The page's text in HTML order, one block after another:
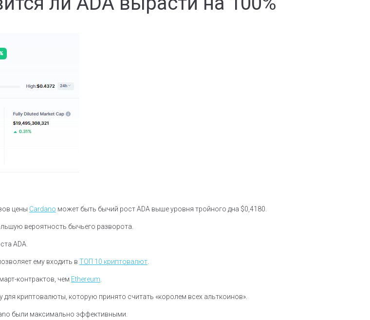
цены Cardano может быть бычий рост ADA выше уровня тройного дна $0,4180.
вероятность бычьего разворота.
ADA.
ему входить в ТОП 10 криптовалют.
контрактов, чем Ethereum.
криптовалюты, которую принято считать «королем всех альткоинов».
были максимально эффективными.